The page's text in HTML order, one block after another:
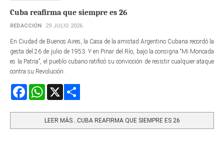
Cuba reafirma que siempre es 26
REDACCIÓN 29 JULIO 2026
En Ciudad de Buenos Aires, la Casa de la amistad Argentino Cubana recordó la
gesta del 26 de julio de 1953. Y en Pinar del Río, bajo la consigna “Mi Moncada
es la Patria”, el pueblo cubano ratificó su convicción de resistir cualquier ataque
contra su Revolución.
FacebookWhatsApp
LEER MÁS…CUBA REAFIRMA QUE SIEMPRE ES 26